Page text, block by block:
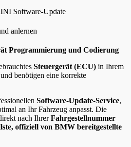
Software-Update
anlernen
Programmierung und Codierung
Steuergerät (ECU) in Ihrem
benötigen eine korrekte
Software-Update-Service,
an Ihr Fahrzeug anpasst. Die
nach IhrerFahrgestellnummer
offiziell von BMW bereitgestellte